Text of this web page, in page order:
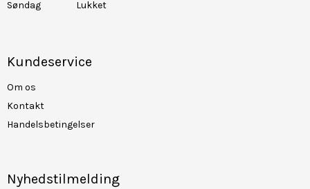
Søndag
Lukket
Kundeservice
Om os
Kontakt
Handelsbetingelser
Nyhedstilmelding